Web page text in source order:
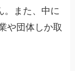
。また、中に
や団体しか取